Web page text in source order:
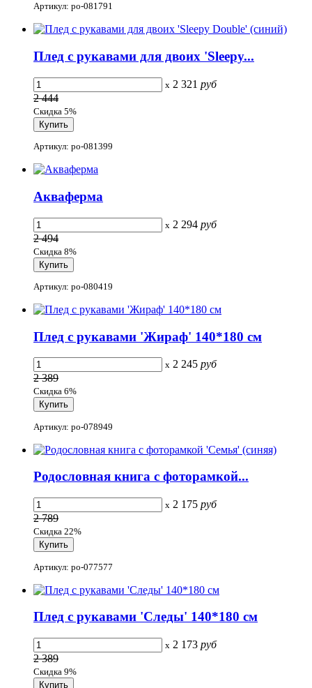
Артикул: po-081791
Плед с рукавами для двоих 'Sleepy...
x 2 321 руб
2 444
Скидка 5%
Артикул: po-081399
Акваферма
x 2 294 руб
2 494
Скидка 8%
Артикул: po-080419
Плед с рукавами 'Жираф' 140*180 см
x 2 245 руб
2 389
Скидка 6%
Артикул: po-078949
Родословная книга с фоторамкой...
x 2 175 руб
2 789
Скидка 22%
Артикул: po-077577
Плед с рукавами 'Следы' 140*180 см
x 2 173 руб
2 389
Скидка 9%